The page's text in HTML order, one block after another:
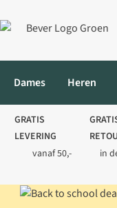
Dames Heren
GRATIS
LEVERING
vanaf 50,-
in